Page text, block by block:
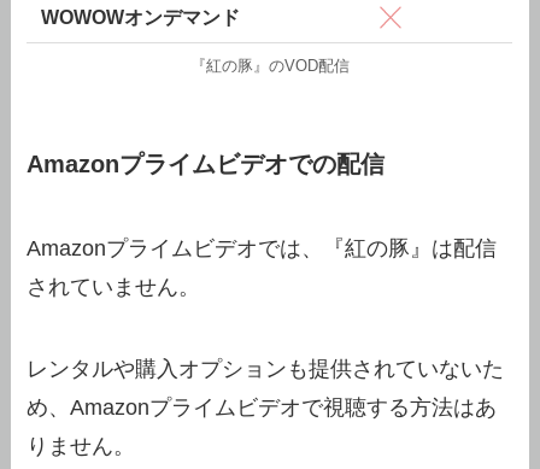
WOWOWオンデマンド
『紅の豚』のVOD配信
Amazonプライムビデオでの配信
Amazonプライムビデオでは、『紅の豚』は配信
されていません。
レンタルや購入オプションも提供されていないた
め、Amazonプライムビデオで視聴する方法はあ
りません。